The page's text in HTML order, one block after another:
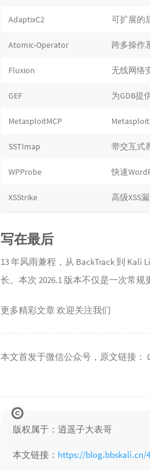
AdaptixC2 可扩展的
Atomic-Operator 跨多操作
Fluxion 无线网络
GEF 为GDB提
MetasploitMCP
SSTImap 带交互式
WPProbe 快速
XSStrike 高级XSS
写在最后
13 年风雨兼程，从 BackTrack 到
长。本次 2026.1 版本不仅是一次常
更多精彩文章 欢迎关注我们
本文首发于微信公众号，原文链接：
版权属于：逍遥子大表哥
本文链接： https://blog.bbskali.cn/